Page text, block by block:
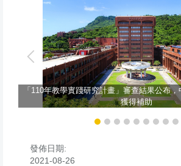
師生榮譽
「110年教學實踐研究計畫」審查結果公布
獲得補助
發佈日期:
2021-08-26